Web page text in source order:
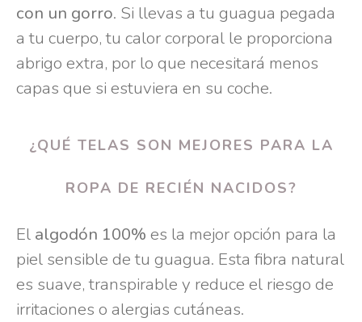
con un gorro. Si llevas a tu guagua pegada
a tu cuerpo, tu calor corporal le proporciona
abrigo extra, por lo que necesitará menos
capas que si estuviera en su coche.
¿QUÉ TELAS SON MEJORES PARA LA
ROPA DE RECIÉN NACIDOS?
El algodón 100% es la mejor opción para la
piel sensible de tu guagua. Esta fibra natural
es suave, transpirable y reduce el riesgo de
irritaciones o alergias cutáneas.